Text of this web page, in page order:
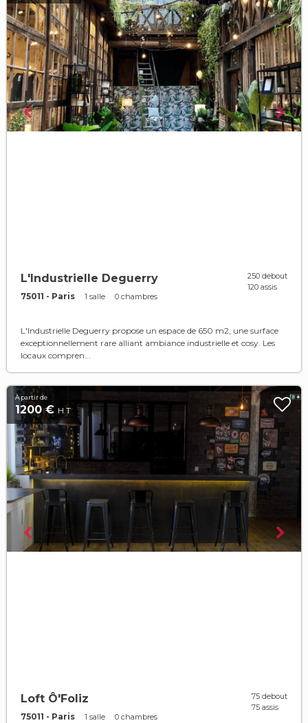
L'Industrielle Deguerry
75011 - Paris 1 salle 0 chambres
250 debout
120 assis
L'Industrielle Deguerry propose un espace de 650 m2, une surface
exceptionnellement rare alliant ambiance industrielle et cosy. Les
locaux compren...
À partir de
1200 € H.T
Loft Ô'Foliz
75011 - Paris 1 salle 0 chambres
75 debout
75 assis